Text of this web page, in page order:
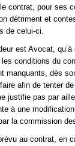
contrat, pour ses
détriment et
de celui-ci.
est Avocat,
conditions du
manquants, dès
afin de tenter
justifie pas par
à une modification
la commission
au contrat, en